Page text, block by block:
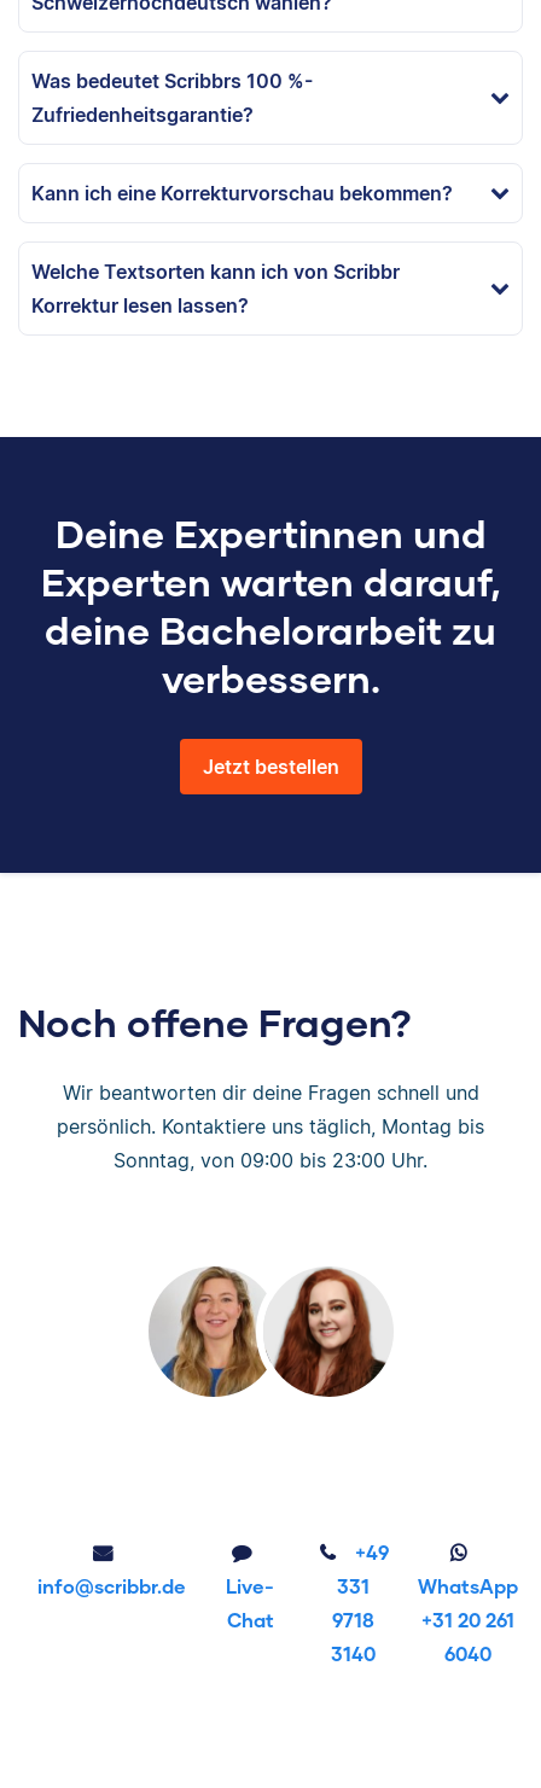
Was bedeutet Scribbrs 100 %-
Zufriedenheitsgarantie?
Kann ich eine Korrekturvorschau bekommen?
Welche Textsorten kann ich von Scribbr
Korrektur lesen lassen?
Deine Expertinnen und
Experten warten darauf,
deine Bachelorarbeit zu
verbessern.
Jetzt bestellen
Noch offene Fragen?
Wir beantworten dir deine Fragen schnell und
persönlich. Kontaktiere uns täglich, Montag bis
Sonntag, von 09:00 bis 23:00 Uhr.
info@scribbr.de
Live-
Chat
+49
331
9718
3140
WhatsApp
+31 20 261
6040